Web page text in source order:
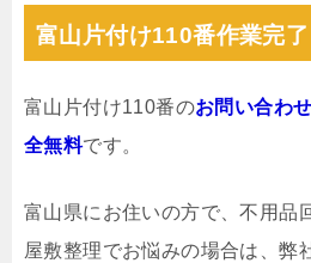
富山片付け110番作業完
富山片付け110番のお問い合わ
全無料です。
富山県にお住いの方で、不用品
屋敷整理でお悩みの場合は、弊